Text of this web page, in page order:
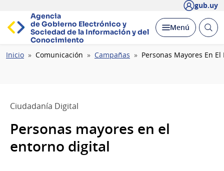
gub.uy
Agencia
de Gobierno Electrónico y
Sociedad de la Información y del
Conocimiento
Desplegar
Menú Abrir
Ruta
Inicio Comunicación Campañas Personas Mayores En
Ciudadanía Digital
Personas mayores en el
entorno digital